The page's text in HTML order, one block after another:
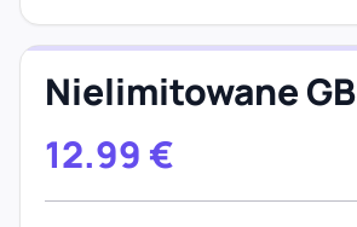
Nielimitowane GB
12.99 €